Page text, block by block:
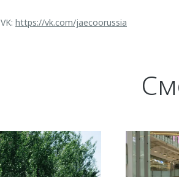
VK: https://vk.com/jaecoorussia